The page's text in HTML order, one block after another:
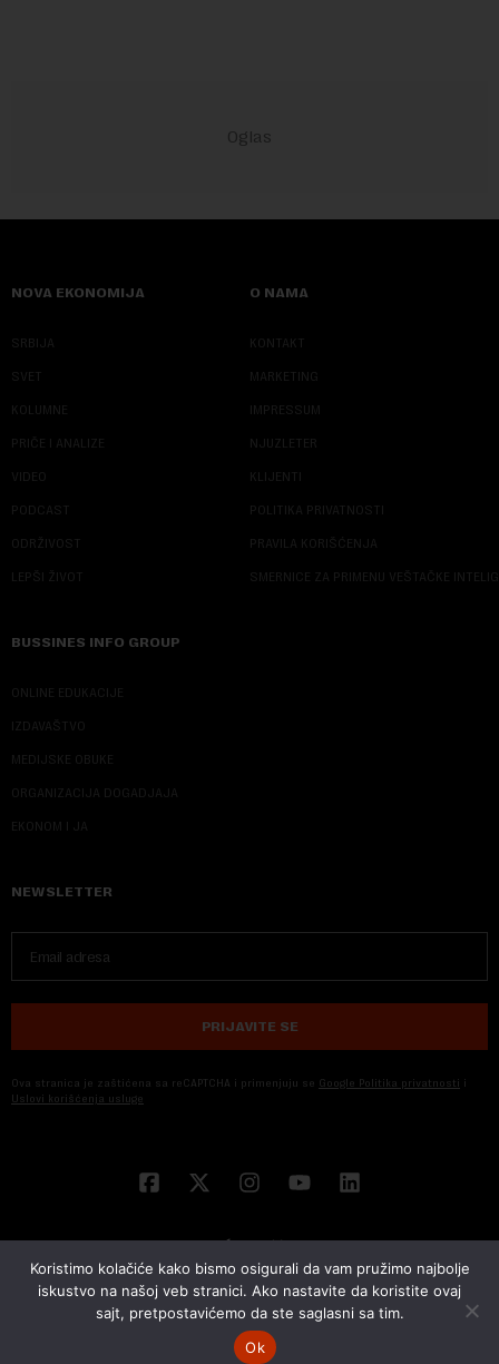
NOVA EKONOMIJA
SRBIJA
SVET
KOLUMNE
PRIČE I ANALIZE
VIDEO
PODCAST
ODRŽIVOST
LEPŠI ŽIVOT
O NAMA
KONTAKT
MARKETING
IMPRESSUM
NJUZLETER
KLIJENTI
POLITIKA PRIVATNOSTI
PRAVILA KORIŠĆENJA
SMERNICE ZA PRIMENU VEŠTAČKE
BUSSINES INFO GROUP
ONLINE EDUKACIJE
IZDAVAŠTVO
MEDIJSKE OBUKE
ORGANIZACIJA DOGADJAJA
EKONOM I JA
NEWSLETTER
PRIJAVITE SE
Ova stranica je zaštićena sa reCAPTCHA i primenjuju se Google Politika privatnosti i
Uslovi korišćenja usluge
© 2026 NOVA EKONOMIJA | SVA PRAVA ZADŽANA | DEVELOPED BY
Koristimo kolačiće kako bismo osigurali da vam pružimo najbolje
iskustvo na našoj veb stranici. Ako nastavite da koristite ovaj
sajt, pretpostavićemo da ste saglasni sa tim.
Ok